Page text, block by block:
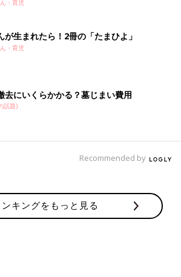
ぱい・ミルクの基本と夏のトラブル 解決テ
・育児
が生まれたら！2冊の「たまひよ」
・育児
去にいくらかかる？墓じまい費用
話題)
Recommended by
ンキングをもっと見る